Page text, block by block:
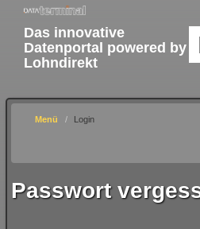
Das innovative
Datenportal powered by
Lohndirekt
Menü Login
Passwort